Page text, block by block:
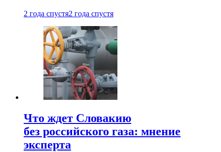
2 года спустя2 года спустя
Что ждет Словакию
без российского газа: мнение
эксперта